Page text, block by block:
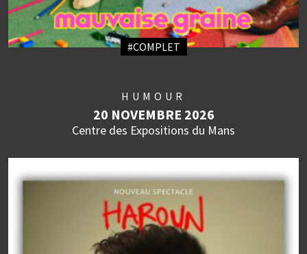
#COMPLET
HUMOUR
20 NOVEMBRE 2026
Centre des Expositions du Mans